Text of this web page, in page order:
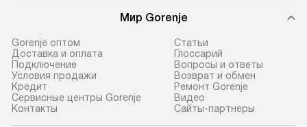
Мир Gorenje
Gorenje оптом
Доставка и оплата
Подключение
Условия продажи
Кредит
Сервисные центры Gorenje
Контакты
Cтатьи
Глоссарий
Вопросы и ответы
Возврат и обмен
Ремонт Gorenje
Видео
Сайты-партнеры